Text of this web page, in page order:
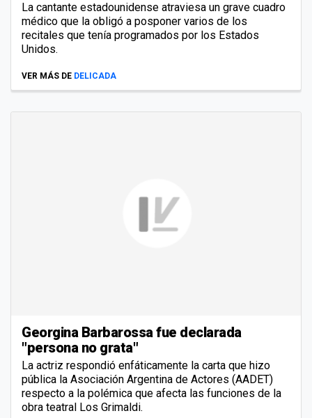
La cantante estadounidense atraviesa un grave cuadro
médico que la obligó a posponer varios de los
recitales que tenía programados por los Estados
Unidos.
VER MÁS DE DELICADA
Georgina Barbarossa fue declarada
"persona no grata"
La actriz respondió enfáticamente la carta que hizo
pública la Asociación Argentina de Actores (AADET)
respecto a la polémica que afecta las funciones de la
obra teatral Los Grimaldi.